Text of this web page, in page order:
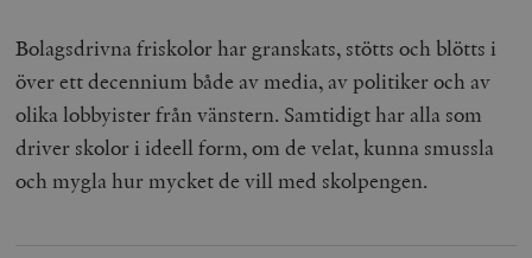
Bolagsdrivna friskolor har granskats, stötts och blötts i
över ett decennium både av media, av politiker och av
olika lobbyister från vänstern. Samtidigt har alla som
driver skolor i ideell form, om de velat, kunna smussla
och mygla hur mycket de vill med skolpengen.